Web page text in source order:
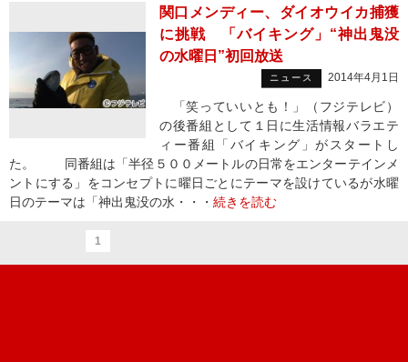
関口メンディー、ダイオウイカ捕獲
に挑戦 「バイキング」“神出鬼没
の水曜日”初回放送
ニュース 2014年4月1日
「笑っていいとも！」（フジテレビ）
の後番組として１日に生活情報バラエテ
ィー番組「バイキング」がスタートし
た。 同番組は「半径５００メートルの日常をエンターテインメ
ントにする」をコンセプトに曜日ごとにテーマを設けているが水曜
日のテーマは「神出鬼没の水・・・ 続きを読む
1